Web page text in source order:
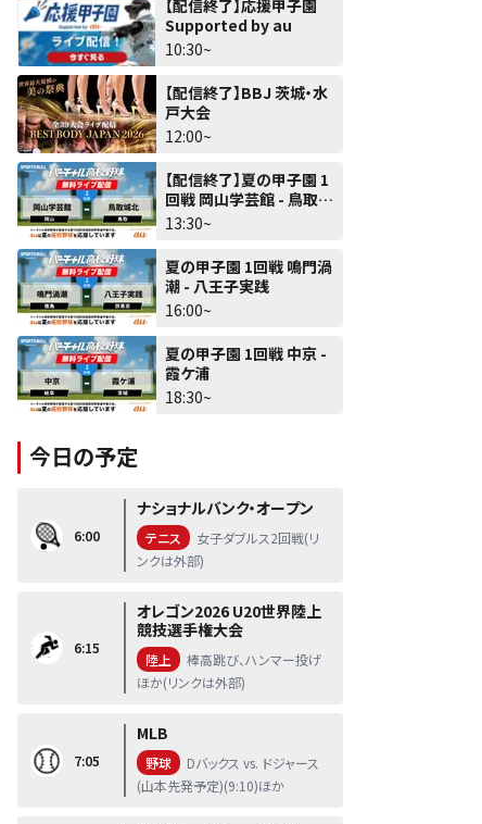
【配信終了】応援甲子園
Supported by au
10:30~
【配信終了】BBJ 茨城・水
戸大会
12:00~
【配信終了】夏の甲子園 1
回戦 岡山学芸館 - 鳥取城
北
13:30~
夏の甲子園 1回戦 鳴門渦
潮 - 八王子実践
16:00~
夏の甲子園 1回戦 中京 -
霞ケ浦
18:30~
今日の予定
6:00
ナショナルバンク・オープン
テニス
女子ダブルス2回戦(リ
ンクは外部)
6:15
オレゴン2026 U20世界陸上
競技選手権大会
陸上
棒高跳び、ハンマー投げ
ほか(リンクは外部)
7:05
MLB
野球
Dバックス vs. ドジャース
(山本先発予定)(9:10)ほか